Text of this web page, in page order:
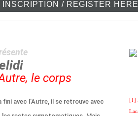
INSCRIPTION / REGISTER
le corps
avec l’Autre, il se retrouve avec
[1]